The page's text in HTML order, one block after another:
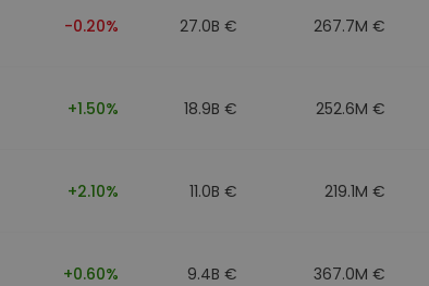
-0.20% 27.0B € 267.7M €
+1.50% 18.9B € 252.6M €
+2.10% 11.0B € 219.1M €
+0.60% 9.4B € 367.0M €